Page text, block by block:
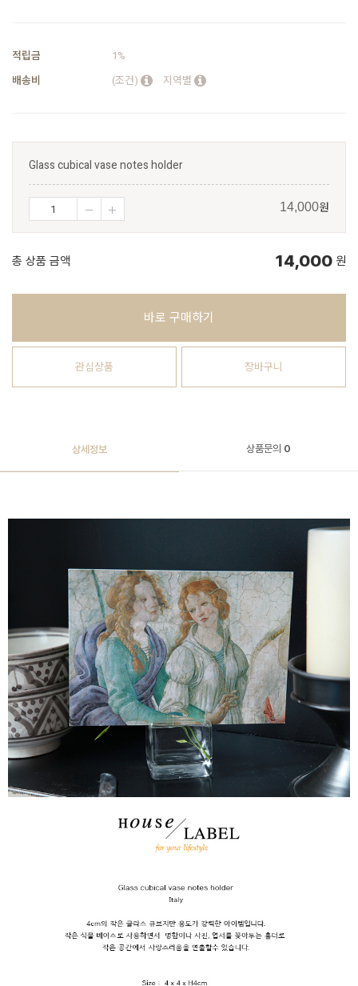
적립금
1%
배송비
(조건) 지역별
Glass cubical vase notes holder
14,000원
총 상품 금액 14,000 원
바로 구매하기
관심상품 장바구니
상세정보 상품문의 0